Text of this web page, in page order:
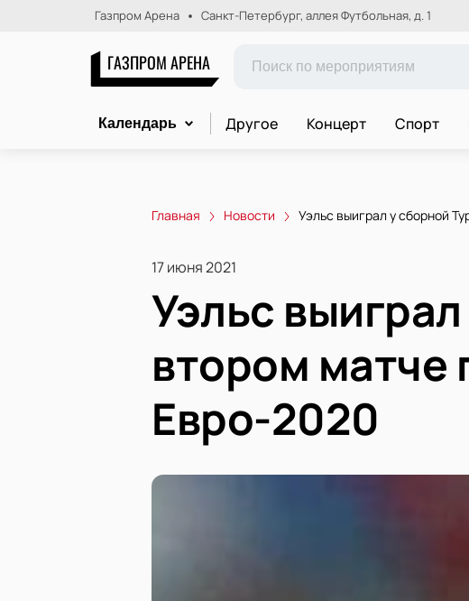
Газпром Арена Санкт-Петербург, аллея Футбольная, д. 1
ГАЗПРОМ АРЕНА
Календарь Другое Концерт Спорт
Главная Новости Уэльс выиграл у сборной
17 июня 2021
Уэльс
втором матче
Евро-2020